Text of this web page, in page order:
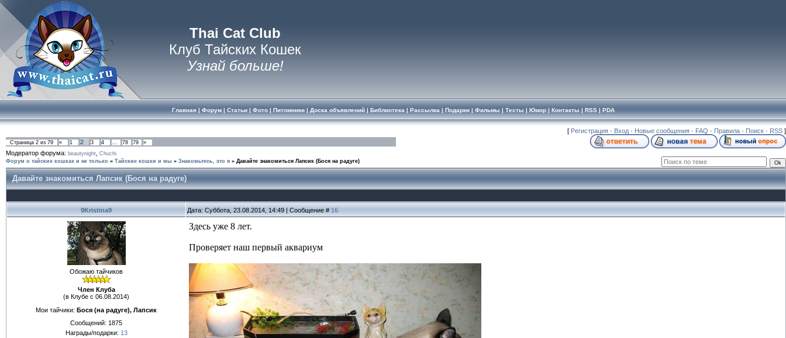
Thai Cat Club
Клуб Тайских Кошек
Узнай больше!
Главная| Форум| Статьи| Фото| Питомники| Доска объявлений| Библиотека | Рассылка | Подарки| Фильмы | Тесты | Юмор| Контакты | RSS| PDA
[ Регистрация · Вход · Новые сообщения · FAQ · Правила · Поиск · RSS ]
Страница 2 из 79 « 1 2 3 4 … 78 79 »
Модератор форума: beautynight Chuchi
Форум о тайских кошках и не только » Тайские кошки и мы » Знакомьтесь, это я » Давайте знакомиться Лапсик (Бося на радуге)
Давайте знакомиться Лапсик (Бося на радуге)
9Kristina9 Дата: Суббота, 23.08.2014, 14:49 | Сообщение # 16
Обожаю тайчиков
Член Клуба
(в Клубе с 06.08.2014)
Мои тайчики: Бося (на радуге), Лапсик
Сообщений: 1875
Награды/подарки: 13
Здесь уже 8 лет.
Проверяет наш первый аквариум